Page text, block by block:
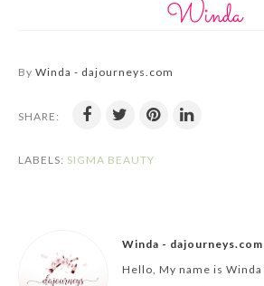
By Winda - dajourneys.com
SHARE:
LABELS: SIGMA BEAUTY
Winda - dajourneys.com
Hello, My name is